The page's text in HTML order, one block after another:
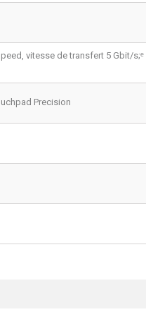
vitesse de transfert 5 Gbit/s;ᵉ
Precision